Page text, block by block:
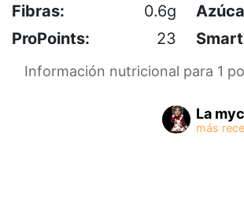
Fibras:
0.6g
ProPoints:
23
Información nutricional para 1
La